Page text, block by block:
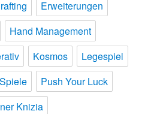
Erweiterungen
Hand Management
Kosmos
Legespiel
Push Your Luck
Knizia